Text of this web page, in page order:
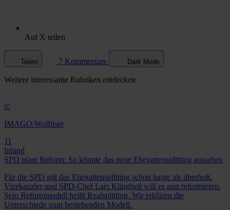
Auf X teilen
Teilen 7 Kommentare Dark Mode
Weitere interessante Rubriken entdecken
©
IMAGO/Wolfilser
11
Inland
SPD plant Reform: So könnte das neue Ehegattensplitting aussehen
Für die SPD gilt das Ehegattensplitting schon lange als überholt.
Vizekanzler und SPD-Chef Lars Klingbeil will es nun reformieren.
Sein Reformmodell heißt Realsplitting. Wir erklären die
Unterschiede zum bestehenden Modell.